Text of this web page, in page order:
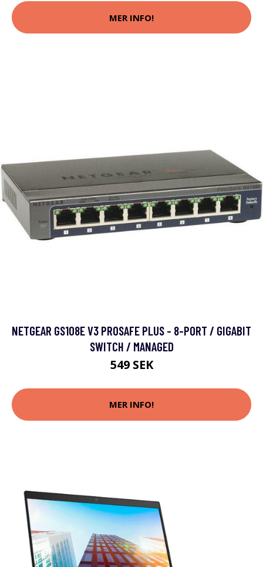
MER INFO!
NETGEAR GS108E V3 PROSAFE PLUS - 8-PORT / GIGABIT
SWITCH / MANAGED
549 SEK
MER INFO!